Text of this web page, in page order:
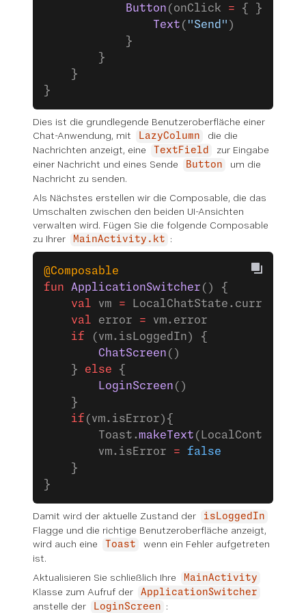
            Button
(onClick = { }) {
                Text
( "Send" )
            }
        }
    }
}
Dies ist die grundlegende Benutzeroberfläche einer
Chat-Anwendung, mit
LazyColumn
die die
Nachrichten anzeigt, eine
TextField
zur Eingabe
einer Nachricht und eines Sende
Button
um die
Nachricht zu senden.
Als Nächstes erstellen wir die Composable, die das
Umschalten zwischen den beiden UI-Ansichten
verwalten wird. Fügen Sie die folgende Composable
zu Ihrer
MainActivity.kt :
@Composable
fun ApplicationSwitcher () {
    val
vm = LocalChatState.current
    val
error = vm.error
    if
(vm.isLoggedIn) {
        ChatScreen
()
    }
else {
        LoginScreen
()
    }
    if
(vm.isError){
        Toast.
makeText
        vm.isError
= false
    }
}
Damit wird der aktuelle Zustand der isLoggedIn
Flagge und die richtige Benutzeroberfläche anzeigt,
wird auch eine
Toast
wenn ein Fehler aufgetreten
ist.
Aktualisieren Sie schließlich Ihre
MainActivity
Klasse zum Aufruf der ApplicationSwitcher
anstelle der LoginScreen :